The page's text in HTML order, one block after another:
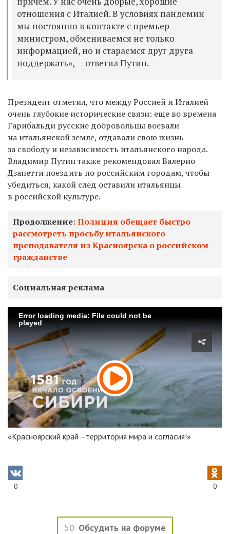
отношения с Италией. В условиях пандемии
мы постоянно в контакте с премьер-
министром, обмениваемся не только
информацией, но и стараемся друг друга
поддержать», — ответил Путин.
Президент отметил, что между Россией и Италией
очень глубокие исторические связи: еще во времена
Гарибальди русские добровольцы воевали
на итальянской земле, отдавали свою жизнь
за свободу и независимость итальянского народа.
Владимир Путин также рекомендовал Валерио
Дзанетти поездить по российским городам, чтобы
убедиться, какой след оставили итальянцы
в российской культуре.
Продолжение:Полиция обещает быстро
рассмотреть просьбу итальянского
преподавателя из Красноярска о российском
гражданстве
Социальная реклама
Error loading media: File could not be
played
«Красноярский край –территория мира и согласия!»
0 0
50 Обсудить на форуме